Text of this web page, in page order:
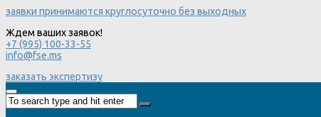
заявки принимаются круглосуточно без выходных
Ждем ваших заявок!
+7 (995) 100-33-55
info@fse.ms
заказать экспертизу